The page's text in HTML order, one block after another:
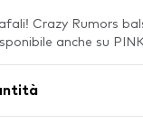
Crazy Rumors
anche su